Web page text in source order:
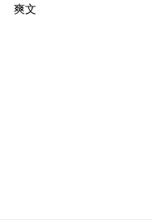
爽文